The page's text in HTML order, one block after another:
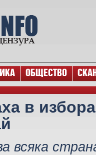
ОБЩЕСТВО
в избора
всяка